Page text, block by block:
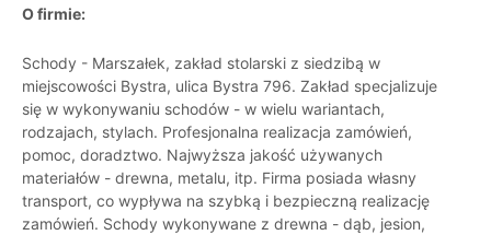
O firmie:
Schody - Marszałek, zakład stolarski z siedzibą w
miejscowości Bystra, ulica Bystra 796. Zakład specjalizuje
się w wykonywaniu schodów - w wielu wariantach,
rodzajach, stylach. Profesjonalna realizacja zamówień,
pomoc, doradztwo. Najwyższa jakość używanych
materiałów - drewna, metalu, itp. Firma posiada własny
transport, co wypływa na szybką i bezpieczną realizację
zamówień. Schody wykonywane z drewna - dąb, jesion,